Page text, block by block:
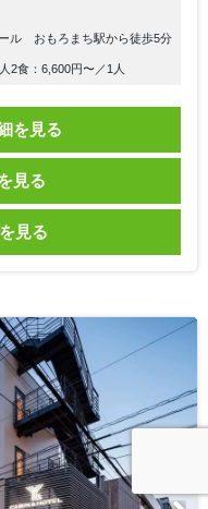
ル おもろまち駅から徒歩5分
2食：6,600円〜／1人
を見る
見る
見る